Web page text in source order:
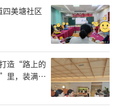
四美塘社区
造“路上的
里，装满了